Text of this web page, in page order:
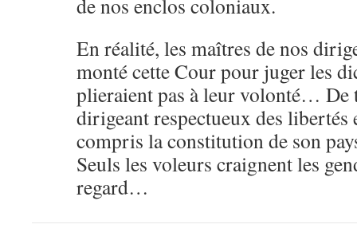
de nos enclos coloniaux.
En réalité, les maîtres de nos
monté cette Cour pour juger les
plieraient pas à leur volonté… De
dirigeant respectueux des libertés
compris la constitution de son
Seuls les voleurs craignent les
regard…